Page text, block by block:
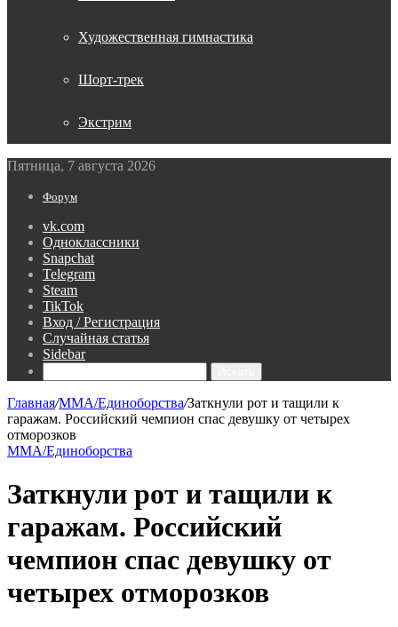
Художественная гимнастика
Шорт-трек
Экстрим
Пятница, 7 августа 2026
Форум
vk.com
Одноклассники
Snapchat
Telegram
Steam
TikTok
Вход / Регистрация
Случайная статья
Sidebar
Главная/MMA/Единоборства/Заткнули рот и тащили к
гаражам. Российский чемпион спас девушку от четырех
отморозков
MMA/Единоборства
Заткнули рот и тащили к
гаражам. Российский
чемпион спас девушку от
четырех отморозков